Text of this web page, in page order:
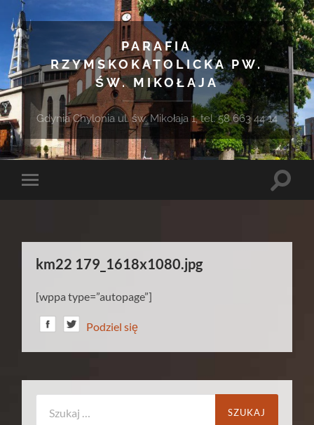
PARAFIA
RZYMSKOKATOLICKA PW.
ŚW. MIKOŁAJA
Gdynia Chylonia ul. św. Mikołaja 1, tel. 58 663 44 14
Toggle
Toggle
km22 179_1618x1080.jpg
[wppa type=”autopage”]
Podziel się